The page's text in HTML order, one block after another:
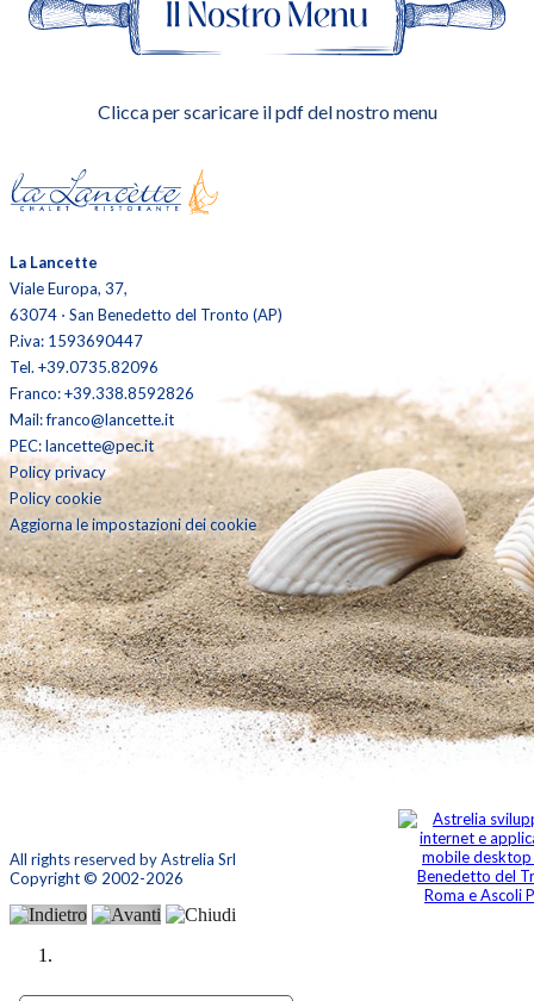
Clicca per scaricare il pdf del nostro menu
La Lancette
Viale Europa, 37,
63074 ⋅ San Benedetto del Tronto (AP)
P.iva: 1593690447
Tel. +39.0735.82096
Franco: +39.338.8592826
Mail: franco@lancette.it
PEC: lancette@pec.it
Policy privacy
Policy cookie
Aggiorna le impostazioni dei cookie
All rights reserved by Astrelia Srl
Copyright © 2002-2026